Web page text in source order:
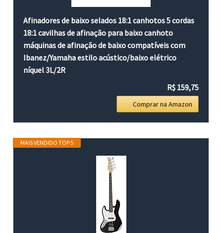
Afinadores de baixo selados 18:1 canhotos 5 cordas
18:1 cavilhas de afinação para baixo canhoto
máquinas de afinação de baixo compatíveis com
Ibanez/Yamaha estilo acústico/baixo elétrico
níquel 3L/2R
R$ 159,75
Comprar na Amazon
MAIS VENDIDO TOP 5